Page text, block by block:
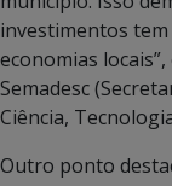
investimentos
economias
Semadesc
Ciência,
Outro ponto